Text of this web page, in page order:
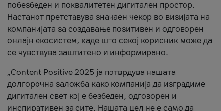
побезбеден и поквалитетен дигитален простор.
Настанот претставува значаен чекор во визијата на
компанијата за создавање позитивен и одговорен
онлајн екосистем, каде што секој корисник може да
се чувствува заштитено и информирано.
„Content Positive 2025 ја потврдува нашата
долгорочна заложба како компанија да изградиме
дигитален свет кој е безбеден, одговорен и
инспиративен за сите. Нашата цел не е само да